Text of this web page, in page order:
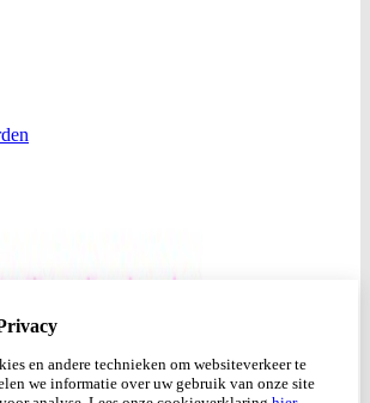
en andere technieken om websiteverkeer te
we informatie over uw gebruik van onze site